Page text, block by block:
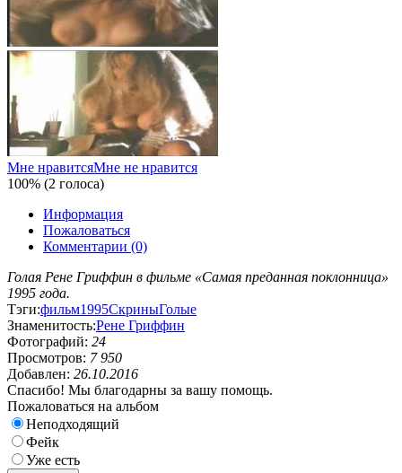
Мне нравитсяМне не нравится
100% (2 голоса)
Информация
Пожаловаться
Комментарии (0)
Голая Рене Гриффин в фильме «Самая преданная поклонница»
1995 года.
Тэги:фильм1995СкриныГолые
Знаменитость:Рене Гриффин
Фотографий: 24
Просмотров: 7 950
Добавлен: 26.10.2016
Спасибо! Мы благодарны за вашу помощь.
Пожаловаться на альбом
Неподходящий
Фейк
Уже есть